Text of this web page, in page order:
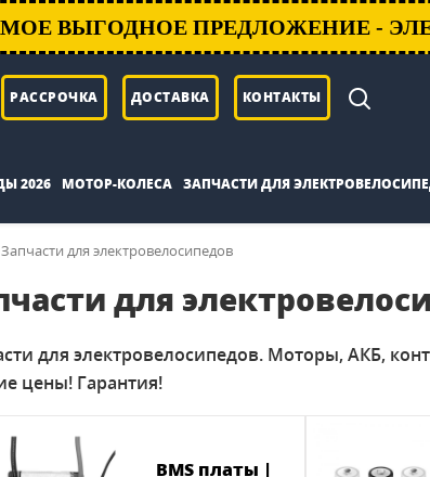
ВЫГОДНОЕ ПРЕДЛОЖЕНИЕ -
РАССРОЧКА ДОСТАВКА КОНТАКТЫ
2026 МОТОР-КОЛЕСА ЗАПЧАСТИ ДЛЯ
Запчасти для электровелосипедов
для
для электровелосипедов. Моторы, АКБ,
цены! Гарантия!
BMS платы |